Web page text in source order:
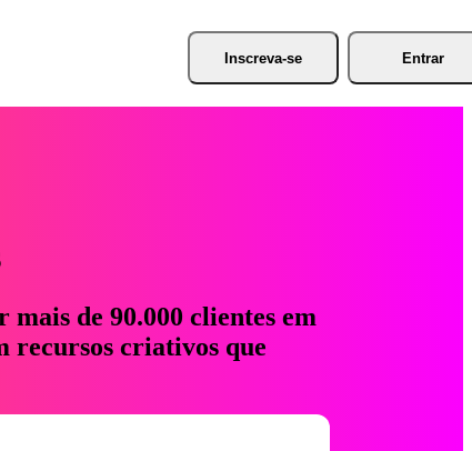
Inscreva-se Entrar
de 90.000 clientes em
recursos criativos que